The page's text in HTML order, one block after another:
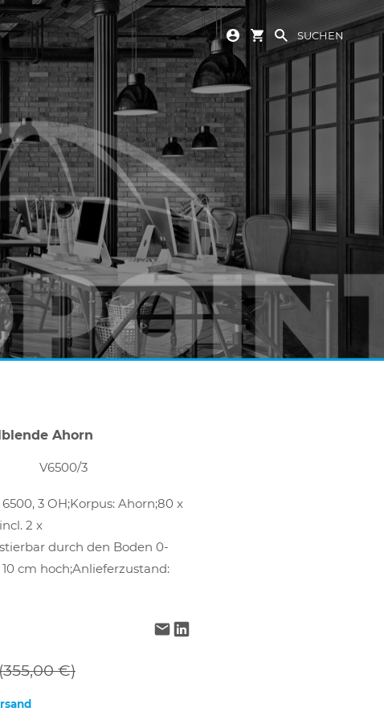
SUCHEN
Ahorn
V6500/3
3 OH;Korpus: Ahorn;80 x
2 x
durch den Boden 0-
cm hoch;Anlieferzustand:
€)